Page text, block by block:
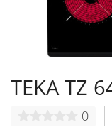
TEKA TZ
0